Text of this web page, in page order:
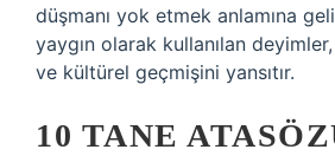
düşmanı yok etmek anlamına
yaygın olarak kullanılan
ve kültürel geçmişini yansıtır.
10 TANE